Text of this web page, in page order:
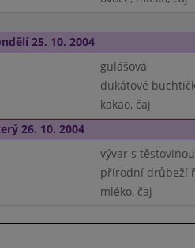
25. 10. 2004
gulášová
dukátové
kakao, čaj
26. 10. 2004
vývar s těstovinou
přírodní drůbeží
mléko, čaj